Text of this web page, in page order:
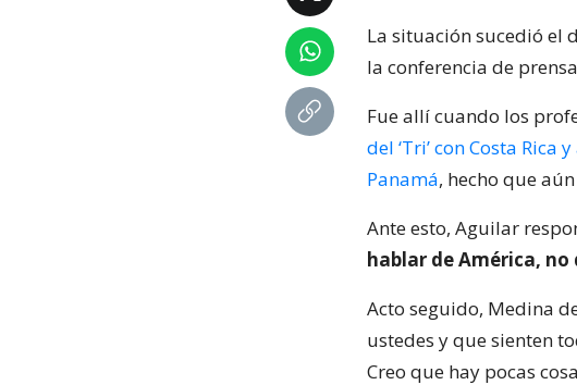
La situación sucedió el
la conferencia de
Fue allí cuando los
del ‘Tri’ con Costa
Panamá, hecho que
Ante esto, Aguilar
hablar de América, no
Acto seguido, Medina
ustedes y que sienten
Creo que hay pocas